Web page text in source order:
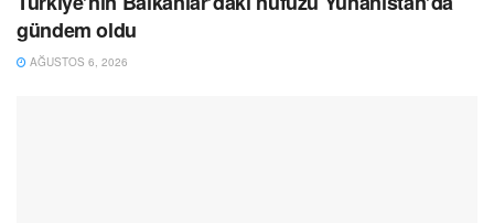
gündem oldu
AĞUSTOS 6, 2026